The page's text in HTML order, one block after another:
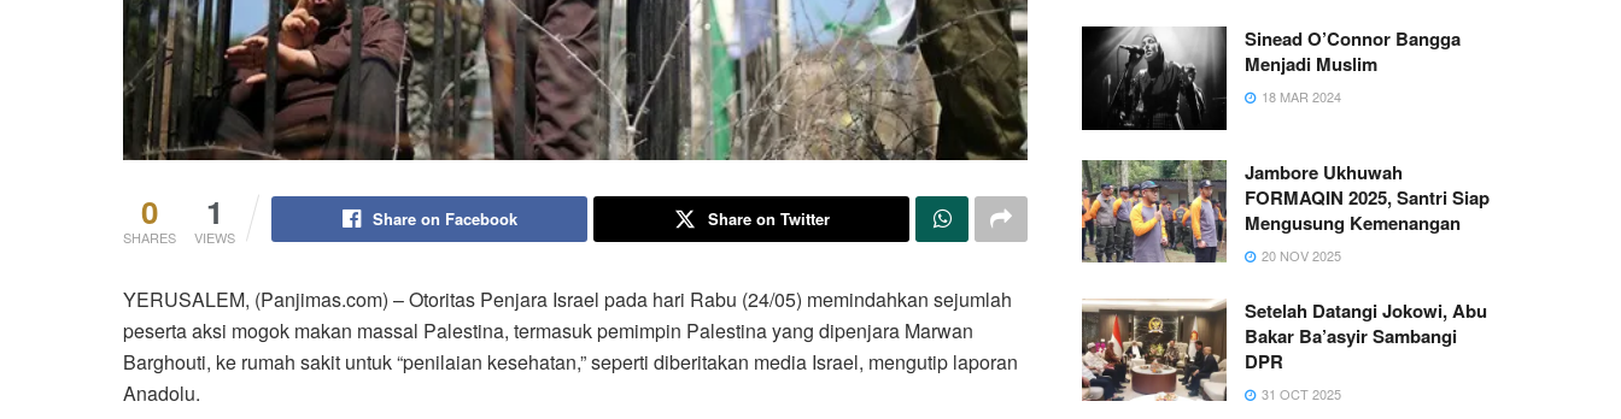
0
SHARES
1
VIEWS
Share on Facebook Share on Twitter
YERUSALEM, (Panjimas.com) – Otoritas Penjara Israel pada hari Rabu (24/05) memindahkan sejumlah
peserta aksi mogok makan massal Palestina, termasuk pemimpin Palestina yang dipenjara Marwan
Barghouti, ke rumah sakit untuk “penilaian kesehatan,” seperti diberitakan media Israel, mengutip laporan
Anadolu.
Sinead O’Connor Bangga
Menjadi Muslim
18 MAR 2024
Jambore Ukhuwah
FORMAQIN 2025, Santri Siap
Mengusung Kemenangan
20 NOV 2025
Setelah Datangi Jokowi, Abu
Bakar Ba’asyir Sambangi
DPR
31 OCT 2025